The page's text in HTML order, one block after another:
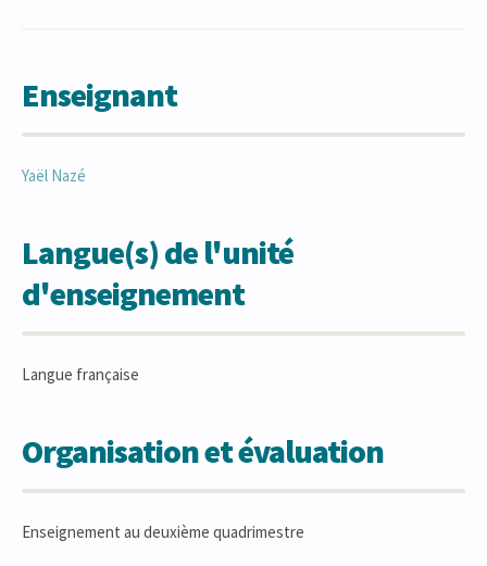
Enseignant
Yaël Nazé
Langue(s) de l'unité
d'enseignement
Langue française
Organisation et évaluation
Enseignement au deuxième quadrimestre